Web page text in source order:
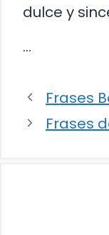
dulce y
…
Frases
Frases